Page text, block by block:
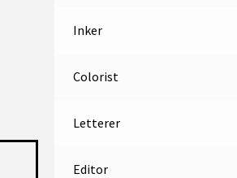
Inker
Colorist
Letterer
Editor